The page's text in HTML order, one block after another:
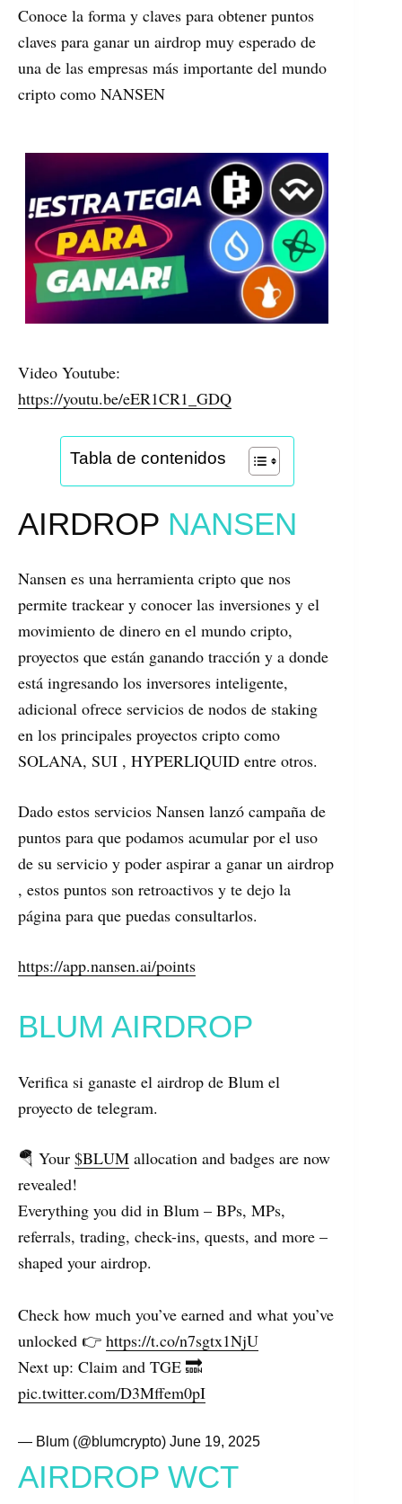
Conoce la forma y claves para obtener puntos
claves para ganar un airdrop muy esperado de
una de las empresas más importante del mundo
cripto como NANSEN
Video Youtube:
https://youtu.be/eER1CR1_GDQ
Tabla de contenidos
AIRDROP NANSEN
Nansen es una herramienta cripto que nos
permite trackear y conocer las inversiones y el
movimiento de dinero en el mundo cripto,
proyectos que están ganando tracción y a donde
está ingresando los inversores inteligente,
adicional ofrece servicios de nodos de staking
en los principales proyectos cripto como
SOLANA, SUI , HYPERLIQUID entre otros.
Dado estos servicios Nansen lanzó campaña de
puntos para que podamos acumular por el uso
de su servicio y poder aspirar a ganar un airdrop
, estos puntos son retroactivos y te dejo la
página para que puedas consultarlos.
https://app.nansen.ai/points
BLUM AIRDROP
Verifica si ganaste el airdrop de Blum el
proyecto de telegram.
🪂 Your $BLUM allocation and badges are now
revealed!
Everything you did in Blum – BPs, MPs,
referrals, trading, check-ins, quests, and more –
shaped your airdrop.
Check how much you’ve earned and what you’ve
unlocked 👉 https://t.co/n7sgtx1NjU
Next up: Claim and TGE 🔜
pic.twitter.com/D3Mffem0pI
— Blum (@blumcrypto) June 19, 2025
AIRDROP WCT